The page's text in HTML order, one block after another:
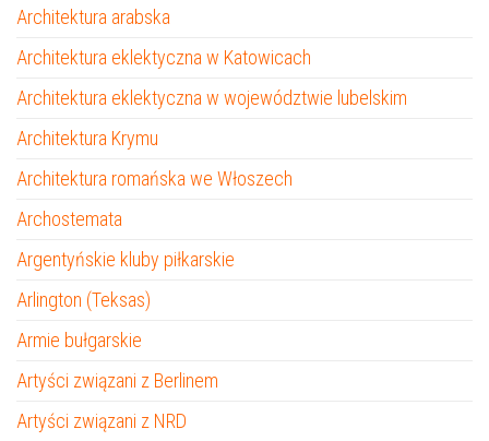
Architektura arabska
Architektura eklektyczna w Katowicach
Architektura eklektyczna w województwie lubelskim
Architektura Krymu
Architektura romańska we Włoszech
Archostemata
Argentyńskie kluby piłkarskie
Arlington (Teksas)
Armie bułgarskie
Artyści związani z Berlinem
Artyści związani z NRD